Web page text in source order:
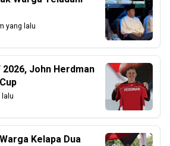
yang lalu
2026, John Herdman
lalu
Kelapa Dua